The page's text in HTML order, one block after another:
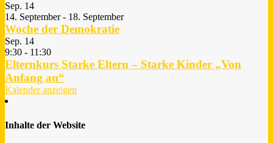
Sep. 14
14. September- 18. September
Woche der Demokratie
Sep. 14
9:30 - 11:30
Elternkurs Starke Eltern – Starke Kinder „Von
Anfang an“
Kalender anzeigen
Inhalte der Website